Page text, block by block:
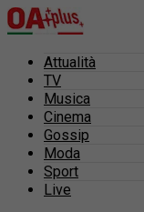
Attualità
TV
Musica
Cinema
Gossip
Moda
Sport
Live